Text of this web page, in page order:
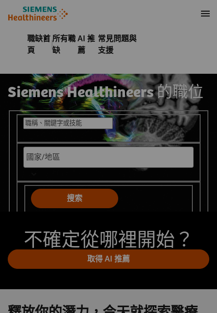
職缺首
頁
所有職
缺
AI 推
薦
常見問題與
支援
Siemens Healthineers 的職位
搜尋現有職位
搜索
不確定從哪裡開始？
取得 AI 推薦